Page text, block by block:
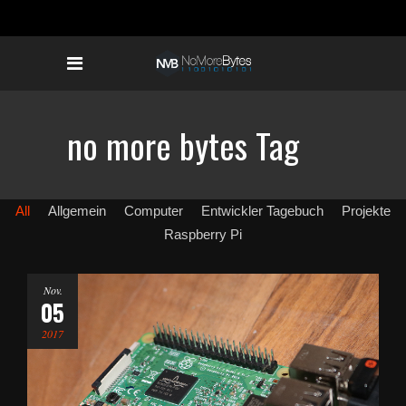
no more bytes Tag
All Allgemein Computer Entwickler Tagebuch
Projekte
Raspberry Pi
Nov.
05
2017